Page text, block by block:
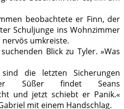
beobachtete er Finn, der
Schuljunge ins Wohnzimmer
umkreiste.
Blick zu Tyler. »Was
die letzten Sicherungen
Süßer findet Seans
und jetzt schiebt er Panik.«
mit einem Handschlag.